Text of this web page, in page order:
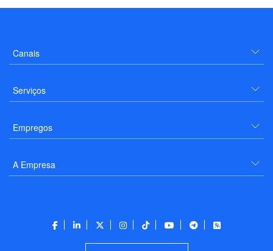
Canais
Serviços
Empregos
A Empresa